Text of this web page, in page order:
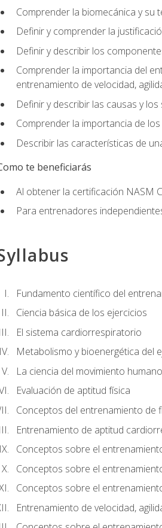
Comprender la biomecánica y su
Definir y comprender la
Definir y describir los
Comprender la importancia del
entrenamiento de velocidad,
Definir y describir las causas y
Comprender la importancia de
Describir las características de
te beneficiarás
Al obtener la certificación NASM
Para entrenadores
Fundamento científico del
Ciencia básica de los ejercicios
El sistema cardiorrespiratorio
Metabolismo y bioenergética del
La ciencia del movimiento humano
Evaluación de aptitud física
Conceptos del entrenamiento de
Entrenamiento de aptitud
Conceptos sobre el
Conceptos sobre el
Conceptos sobre el
Entrenamiento de velocidad,